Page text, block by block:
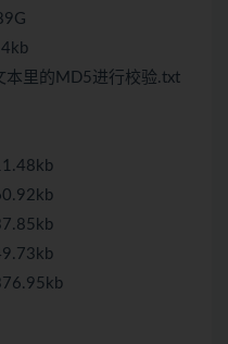
本里的MD5进行校验.txt